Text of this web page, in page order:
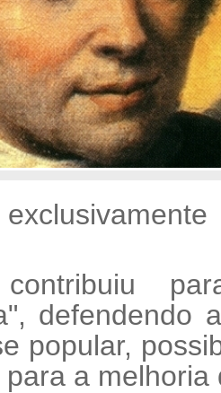
defendendo
popular,
a melhoria